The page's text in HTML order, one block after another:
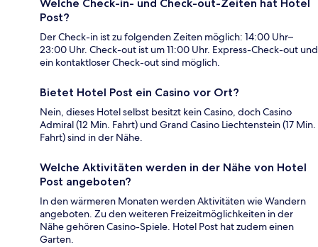
Welche Check-in- und Check-out-Zeiten hat Hotel
Post?
Der Check-in ist zu folgenden Zeiten möglich: 14:00 Uhr–
23:00 Uhr. Check-out ist um 11:00 Uhr. Express-Check-out und
ein kontaktloser Check-out sind möglich.
Bietet Hotel Post ein Casino vor Ort?
Nein, dieses Hotel selbst besitzt kein Casino, doch Casino
Admiral (12 Min. Fahrt) und Grand Casino Liechtenstein (17 Min.
Fahrt) sind in der Nähe.
Welche Aktivitäten werden in der Nähe von Hotel
Post angeboten?
In den wärmeren Monaten werden Aktivitäten wie Wandern
angeboten. Zu den weiteren Freizeitmöglichkeiten in der
Nähe gehören Casino-Spiele. Hotel Post hat zudem einen
Garten.